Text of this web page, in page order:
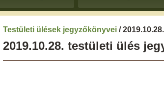
Testületi ülések jegyzőkönyvei /
2019.10.28. testületi ülés